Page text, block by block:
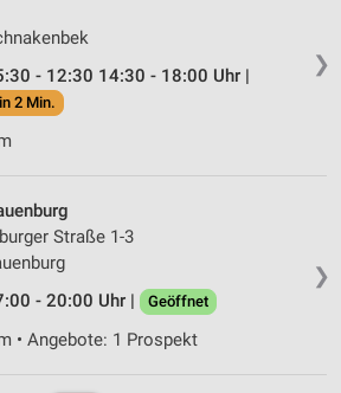
❯
- 12:30 14:30 - 18:00 Uhr |
2 Min.
❯
Straße 1-3
- 20:00 Uhr |
Geöffnet
• Angebote: 1 Prospekt